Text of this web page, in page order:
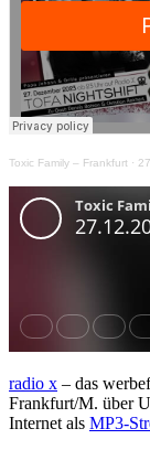
Toxic Family – Frankfurt ·
radio x – das
Frankfurt/M. über
Internet als MP3-